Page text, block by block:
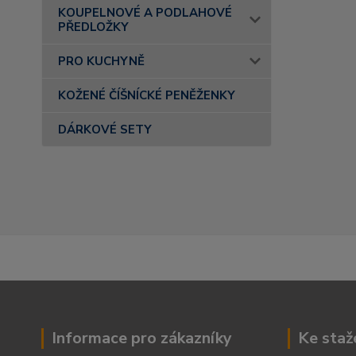
KOUPELNOVÉ A PODLAHOVÉ
PŘEDLOŽKY
PRO KUCHYNĚ
KOŽENÉ ČÍŠNÍCKÉ PENĚŽENKY
DÁRKOVÉ SETY
Informace pro zákazníky Ke